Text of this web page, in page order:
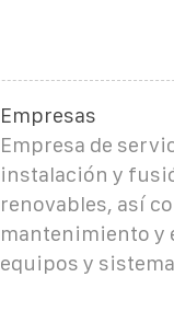
Empresas
Empresa de
instalación y
renovables, así
mantenimiento y
equipos y